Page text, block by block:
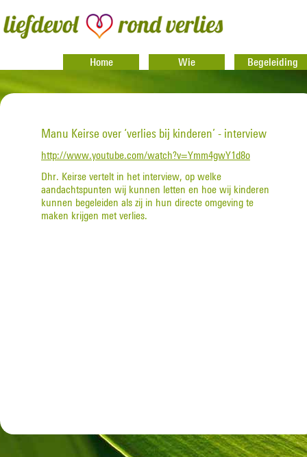
Home Wie Begeleiding
Manu Keirse over ‘verlies bij kinderen’ - interview
http://www.youtube.com/watch?v=Ymm4gwY1d8o
Dhr. Keirse vertelt in het interview, op welke
aandachtspunten wij kunnen letten en hoe wij kinderen
kunnen begeleiden als zij in hun directe omgeving te
maken krijgen met verlies.